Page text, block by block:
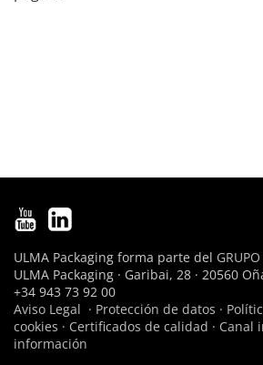
ULMA Packaging forma parte del
ULMA Packaging · Garibai, 28 · 20560
+34 943 73 92 00
Aviso Legal · Protección de datos ·
cookies · Certificados de calidad · Canal
información